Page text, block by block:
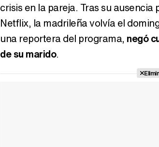
crisis en la pareja. Tras su ausencia
Netflix, la madrileña volvía el
una reportera del programa, negó
de su marido.